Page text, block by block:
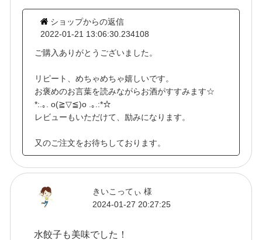
ショップからの返信
2022-01-21 13:06:30.234108
ご購入ありがとうございました。
リピート、めちゃめちゃ嬉しいです。
お褒めのお言葉を読みながらお酒がすすみます☆
*:.｡. o(≧▽≦)o .｡.:*☆
レビューもいただけて、励みになります。
又のご注文をお待ちしております。
きいこってぃ 様
2024-01-27 20:27:25
水餃子も美味でした！